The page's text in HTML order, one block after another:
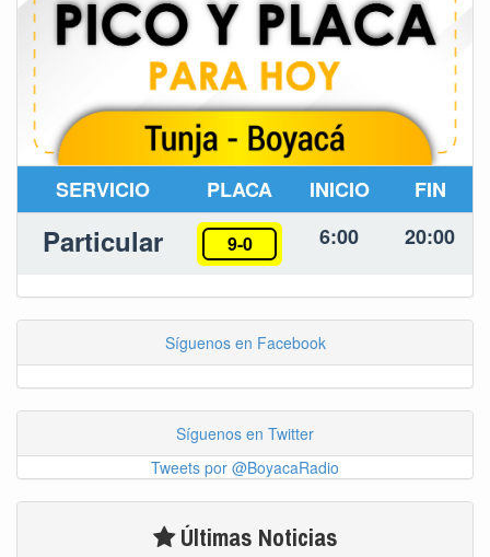
SERVICIO PLACA INICIO FIN
Particular 9-0 6:00 20:00
Síguenos en Facebook
Síguenos en Twitter
Tweets por @BoyacaRadio
Últimas Noticias